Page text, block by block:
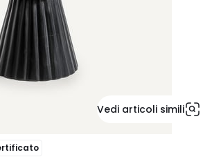
Vedi articoli simili